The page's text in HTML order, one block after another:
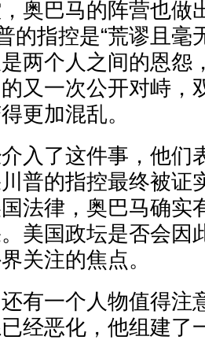
奥巴马的阵营也做
的指控是“荒谬且毫
两个人之间的恩怨
又一次公开对峙，
更加混乱。
入了这件事，他们
普的指控最终被证
法律，奥巴马确实
美国政坛是否会因
关注的焦点。
有一个人物值得注
经恶化，他组建了